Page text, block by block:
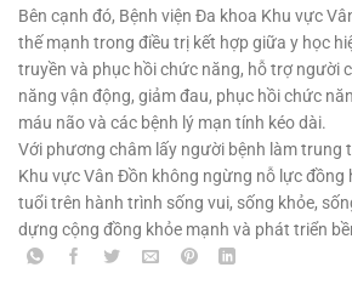
Bên cạnh đó, Bệnh viện Đa khoa Khu vực
thế mạnh trong điều trị kết hợp giữa y học
truyền và phục hồi chức năng, hỗ trợ người
năng vận động, giảm đau, phục hồi chức
máu não và các bệnh lý mạn tính kéo dài.
Với phương châm lấy người bệnh làm trung
Khu vực Vân Đồn không ngừng nỗ lực đồng
tuổi trên hành trình sống vui, sống khỏe,
dựng cộng đồng khỏe mạnh và phát triển